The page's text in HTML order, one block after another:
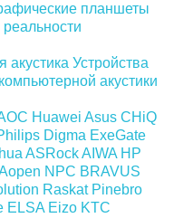
планшеты
акустика Устройства
акустики
Huawei Asus CHiQ
Digma ExeGate
ASRockAIWA HP
NPC BRAVUS
Raskat Pinebro
ELSA Eizo KTC